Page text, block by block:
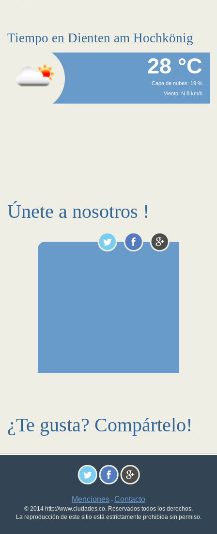
Tiempo en Dienten am Hochkönig
28 °C
Capa de nubes: 19 %
Viento: N 8 km/h
Únete a nosotros !
¿Te gusta? Compártelo!
Menciones - Contacto
© 2014 http://www.ciudades.co. Reservados todos los derechos.
La reproducción de este sitio está estrictamente prohibida sin permiso.